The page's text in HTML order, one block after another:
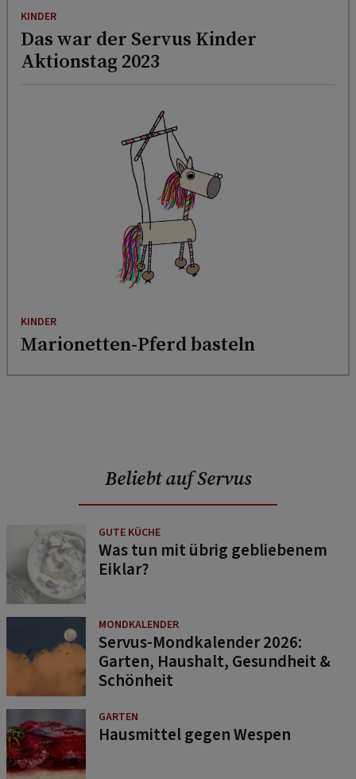
KINDER
Das war der Servus Kinder
Aktionstag 2023
KINDER
Marionetten-Pferd basteln
Beliebt auf Servus
GUTE KÜCHE
Was tun mit übrig gebliebenem
Eiklar?
MONDKALENDER
Servus-Mondkalender 2026:
Garten, Haushalt, Gesundheit &
Schönheit
GARTEN
Hausmittel gegen Wespen